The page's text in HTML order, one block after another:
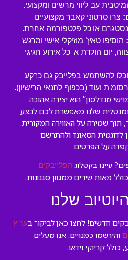
עם ליווי מרשים ומקצועי.
צרו סרטוני קאבר מקצועיים
או כל פלטפורמה אחרת.
הוסיפו טאץ’ מוזיקלי אישי ומרגש
יום הולדת או כל אירוע חגיגי
להשתמש בפלייבק גם כרקע
ועוד (בכפוף לתנאי הרישיון).
מנדלסון” הוא יצירה אהובה
שלנו מאפשרת לכם לבצע
תוך שמירה על האווירה המקורית.
לדוגמית הסאונד ולהתרשם
על הפרטים.
עיינו בקטלוג הפלייבקים
מאות שירים ממגוון סגנונות.
שלנו
חדשים! לחצו כאן לביקור בערוץ
והירשמו כמנויים. אנו מעלים
קריוקי וידאו.